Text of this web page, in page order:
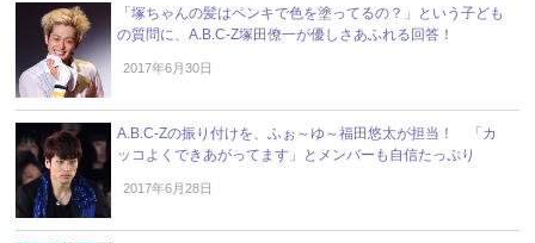
「塚ちゃんの髪はペンキで色を塗ってるの？」という子ども
の質問に、A.B.C-Z塚田僚一が優しさあふれる回答！
2017年6月30日
A.B.C-Zの振り付けを、ふぉ～ゆ～福田悠太が担当！ 「カ
ッコよくできあがってます」とメンバーも自信たっぷり
2017年6月28日